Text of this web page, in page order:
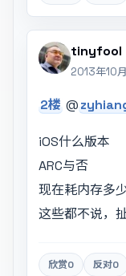
tinyfool
2013年10
2楼 @
iOS什么版本
ARC与否
现在耗内存多
这些都不说，
欣赏0 反对0